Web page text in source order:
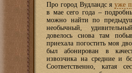
Про город Вудландс я уже
в мае сего года –
можно найти по
необычный,
довелось снова там
приехала погостить моя
был абонирован в
извозчика на средние и
Соответственно, катая